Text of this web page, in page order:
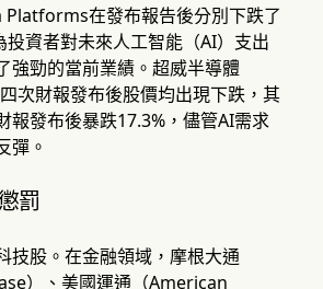
在發布報告後分別下跌了
投資者對未來人工智能（AI）支出
強勁的當前業績。超威半導體
次財報發布後股價均出現下跌，其
報發布後暴跌17.3%，儘管AI需求
彈。
罰
技股。在金融領域，摩根大通
）、美國運通（American